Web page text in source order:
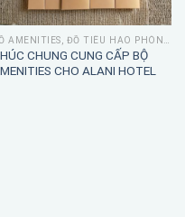
CHUNG CUNG CẤP BỘ
CHO ALANI HOTEL